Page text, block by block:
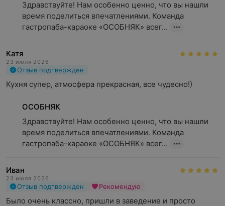
Здравствуйте! Нам особенно ценно, что вы нашли
время поделиться впечатлениями. Команда
гастропаба-караоке «ОСОБНЯК» всег...
Катя
23 июля 2026
Отзыв подтвержден
Кухня супер, атмосфера прекрасная, все чудесно!)
ОСОБНЯК
Здравствуйте! Нам особенно ценно, что вы нашли
время поделиться впечатлениями. Команда
гастропаба-караоке «ОСОБНЯК» всег...
Иван
23 июля 2026
Отзыв подтвержден Рекомендую
Было очень классно, пришли в заведение и просто